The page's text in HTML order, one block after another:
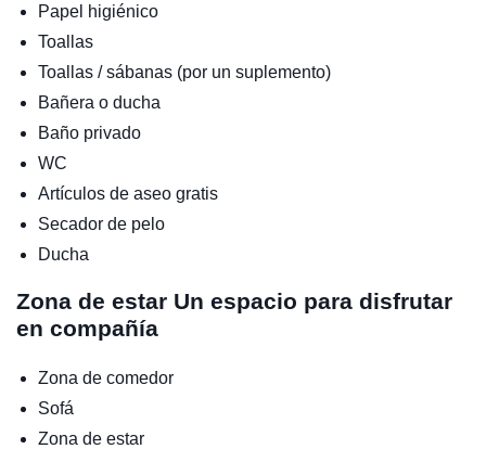
Papel higiénico
Toallas
Toallas / sábanas (por un suplemento)
Bañera o ducha
Baño privado
WC
Artículos de aseo gratis
Secador de pelo
Ducha
Zona de estar Un espacio para disfrutar
en compañía
Zona de comedor
Sofá
Zona de estar